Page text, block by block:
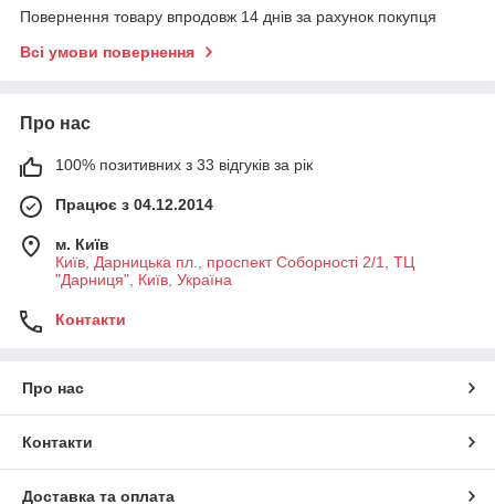
Повернення товару впродовж 14 днів за рахунок покупця
Всі умови повернення
Про нас
100% позитивних з 33 відгуків за рік
Працює з 04.12.2014
м. Київ
Київ, Дарницька пл., проспект Соборності 2/1, ТЦ
"Дарниця", Київ, Україна
Контакти
Про нас
Контакти
Доставка та оплата